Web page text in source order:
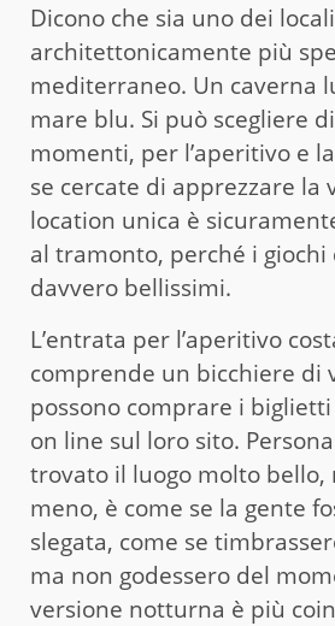
Dicono che sia uno dei locali
architettonicamente più
mediterraneo. Un caverna
mare blu. Si può scegliere
momenti, per l’aperitivo e
se cercate di apprezzare la
location unica è
al tramonto, perché i giochi
davvero bellissimi.
L’entrata per l’aperitivo
comprende un bicchiere di
possono comprare i
on line sul loro sito.
trovato il luogo molto bello,
meno, è come se la gente
slegata, come se
ma non godessero del
versione notturna è più